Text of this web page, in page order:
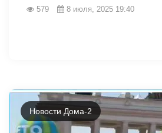
579 8 июля, 2025 19:40
Новости Дома-2